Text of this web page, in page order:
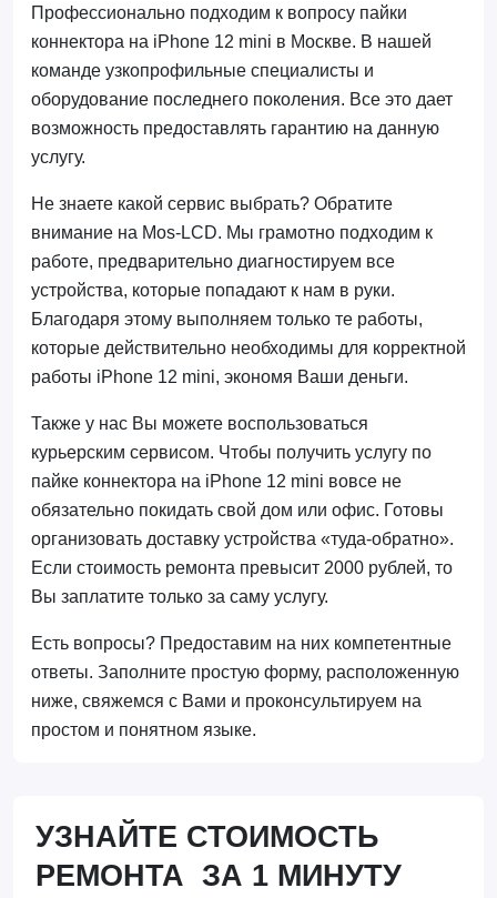
Профессионально подходим к вопросу пайки
коннектора на iPhone 12 mini в Москве. В нашей
команде узкопрофильные специалисты и
оборудование последнего поколения. Все это дает
возможность предоставлять гарантию на данную
услугу.
Не знаете какой сервис выбрать? Обратите
внимание на Mos-LCD. Мы грамотно подходим к
работе, предварительно диагностируем все
устройства, которые попадают к нам в руки.
Благодаря этому выполняем только те работы,
которые действительно необходимы для корректной
работы iPhone 12 mini, экономя Ваши деньги.
Также у нас Вы можете воспользоваться
курьерским сервисом. Чтобы получить услугу по
пайке коннектора на iPhone 12 mini вовсе не
обязательно покидать свой дом или офис. Готовы
организовать доставку устройства «туда-обратно».
Если стоимость ремонта превысит 2000 рублей, то
Вы заплатите только за саму услугу.
Есть вопросы? Предоставим на них компетентные
ответы. Заполните простую форму, расположенную
ниже, свяжемся с Вами и проконсультируем на
простом и понятном языке.
УЗНАЙТЕ СТОИМОСТЬ
РЕМОНТА ЗА 1 МИНУТУ